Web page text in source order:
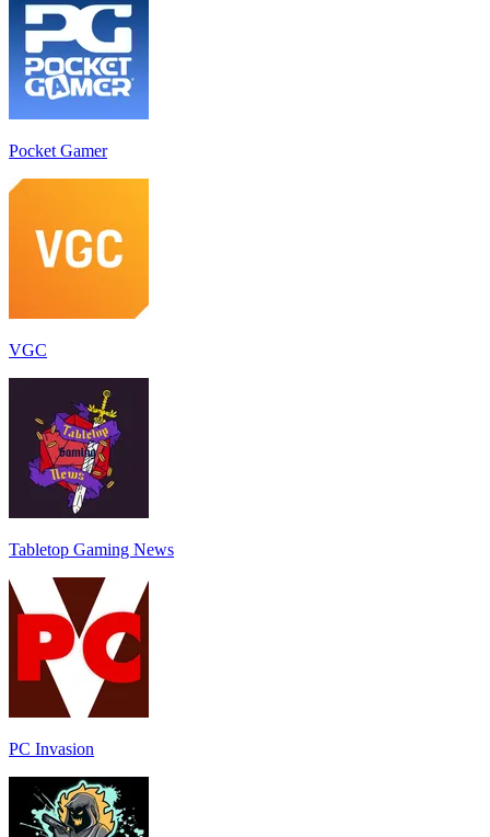
Pocket Gamer
VGC
Tabletop Gaming News
PC Invasion